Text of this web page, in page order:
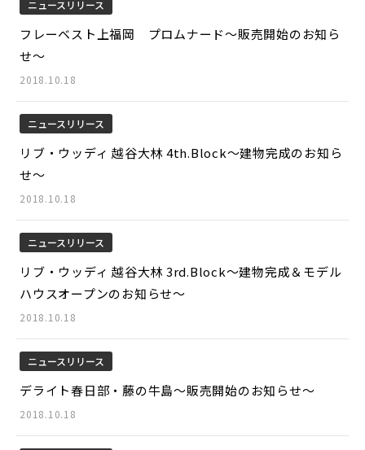
ニュースリリース
フレーベスト上福岡 プロムナード～販売開始のお知ら
せ～
2018.10.18
ニュースリリース
リブ・ウッディ 越谷大林 4th.Block～建物完成のお知ら
せ～
2018.10.18
ニュースリリース
リブ・ウッディ 越谷大林 3rd.Block～建物完成＆モデル
ハウスオープンのお知らせ～
2018.10.18
ニュースリリース
デライト春日部・藤の牛島～販売開始のお知らせ～
2018.10.18